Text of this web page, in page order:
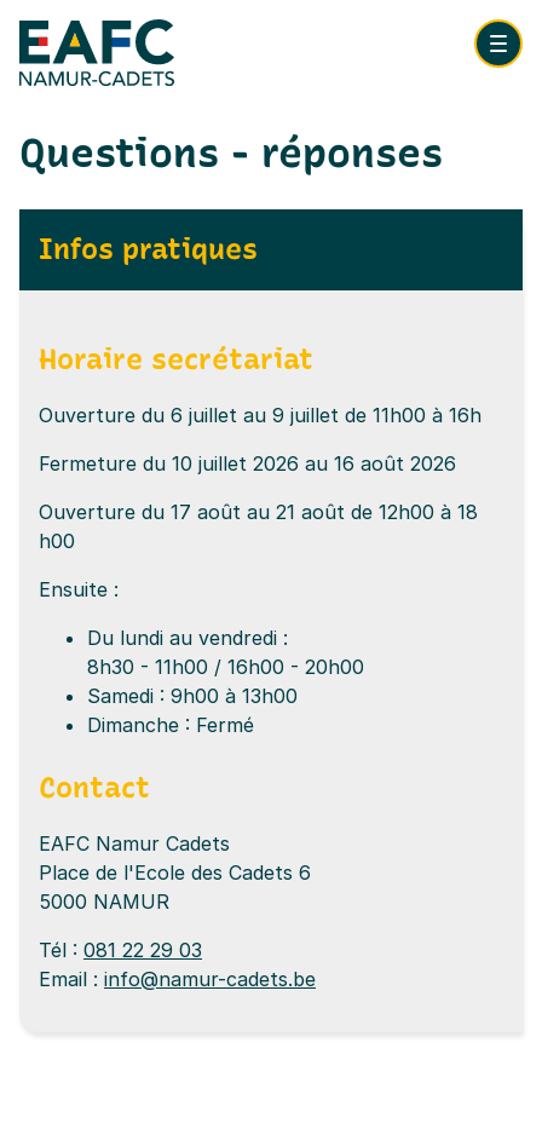
Aller au contenu principale
Enseignement pour Ouvrir
Navigation principale
FORMATIONS
HORAIRES DES FORMATIONS
CO-DIPLOMATIONS ET CO-ORGANISATIONS
FUTURS ÉTUDIANTS
DÉCOUVRIR L’EAFC NAMUR-CADETS
S’INSCRIRE
ESPACE ÉTUDIANTS
DOCUMENTS DE RÉFÉRENCES
Questions - réponses
Infos pratiques
Horaire secrétariat
Ouverture du 6 juillet au 9 juillet de 11h00 à 16h
Fermeture du 10 juillet 2026 au 16 août 2026
Ouverture du 17 août au 21 août de 12h00 à 18
h00
Ensuite :
Du lundi au vendredi :
8h30 - 11h00 / 16h00 - 20h00
Samedi : 9h00 à 13h00
Dimanche : Fermé
Contact
EAFC Namur Cadets
Place de l'Ecole des Cadets 6
5000 NAMUR
Tél : 081 22 29 03
Email : info@namur-cadets.be